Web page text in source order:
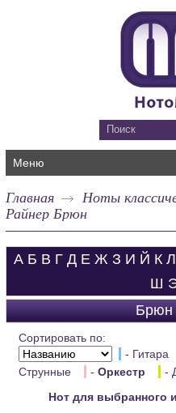
Меню
Главная
Ноты
Райнер Брюн
А Б В Г Д Е Ж З И Й К Л
Ш
Брюн
Сортировать по:
- Гитара
Струнные
-Оркестр -
Нот для выбранного